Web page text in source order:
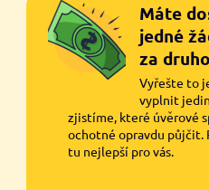
Máte
jedné
za
Vyřešte to
vyplnit
zjistíme, které úvěrové
ochotné opravdu půjčit.
tu nejlepší pro vás.